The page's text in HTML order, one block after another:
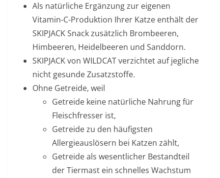
Als natürliche Ergänzung zur eigenen
Vitamin-C-Produktion Ihrer Katze enthält der
SKIPJACK Snack zusätzlich Brombeeren,
Himbeeren, Heidelbeeren und Sanddorn.
SKIPJACK von WILDCAT verzichtet auf jegliche
nicht gesunde Zusatzstoffe.
Ohne Getreide, weil
Getreide keine natürliche Nahrung für
Fleischfresser ist,
Getreide zu den häufigsten
Allergieauslösern bei Katzen zählt,
Getreide als wesentlicher Bestandteil
der Tiermast ein schnelles Wachstum